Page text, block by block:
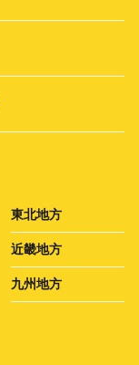
東北地方
近畿地方
九州地方